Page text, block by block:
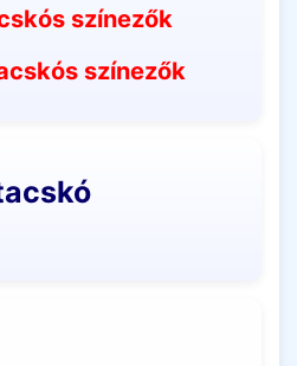
színezők
színezők